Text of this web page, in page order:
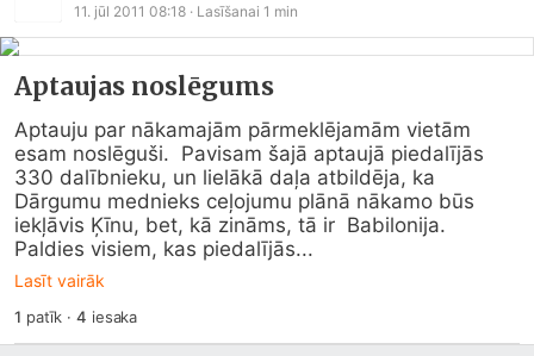
11. jūl 2011 08:18 · Lasīšanai 1 min
Aptaujas noslēgums
Aptauju par nākamajām pārmeklējamām vietām
esam noslēguši.  Pavisam šajā aptaujā piedalījās
330 dalībnieku, un lielākā daļa atbildēja, ka
Dārgumu mednieks ceļojumu plānā nākamo būs
iekļāvis Ķīnu, bet, kā zināms, tā ir  Babilonija.
Paldies visiem, kas piedalījās...
Lasīt vairāk
1 patīk ·4 iesaka